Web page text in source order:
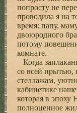
попросту не
проводила я на
время: папу,
двоюродного
потому
комнате.
Когда
со всей прытью,
стеллажам,
кабинетике
которая в эпоху
полноценное